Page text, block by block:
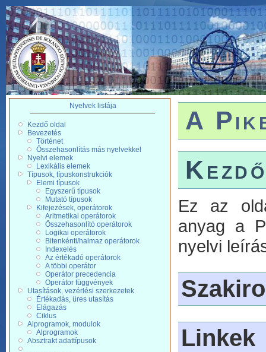
Nyelvek listája
Kezdő oldal
Bevezetés
Történet
Összehasonlítás más nyelvekkel
Nyelvi elemek
Lexikális elemek
Típusok, típuskonstrukciók
Elemi típusok
Egyszerű típusok
Mutató típusok
Kifejezések, operátorok
Aritmetikai operátorok
Összehasonlító operátorok
Logikai operátorok
Bitenkénti/halmaz operátorok
Indexelés
Az értékadó operátorok
A többi operátor
Operátor precedencia
Operátor függvények
Utasítások, vezérlési szerkezetek
Értékadás, üres utasítás
Elágazás
Ciklus
Alprogramok, modulok
Alprogramok
Absztrakt adattípusok
A
Ez az
anyag a
nyelvi
Linkek